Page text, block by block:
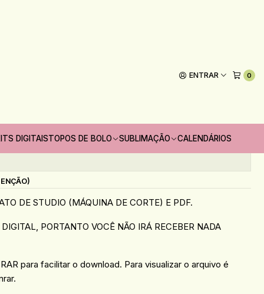
ENTRAR 0
DIGITAISTOPOS DE BOLO SUBLIMAÇÃO CALENDÁRIOS
DE STUDIO (MÁQUINA DE CORTE) E PDF.
PORTANTO VOCÊ NÃO IRÁ RECEBER NADA
para facilitar o download. Para visualizar o arquivo é